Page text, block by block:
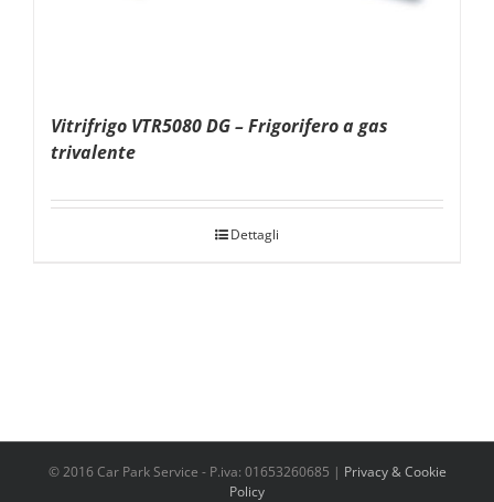
Vitrifrigo VTR5080 DG – Frigorifero a gas
trivalente
Dettagli
© 2016 Car Park Service - P.iva: 01653260685 | Privacy & Cookie
Policy